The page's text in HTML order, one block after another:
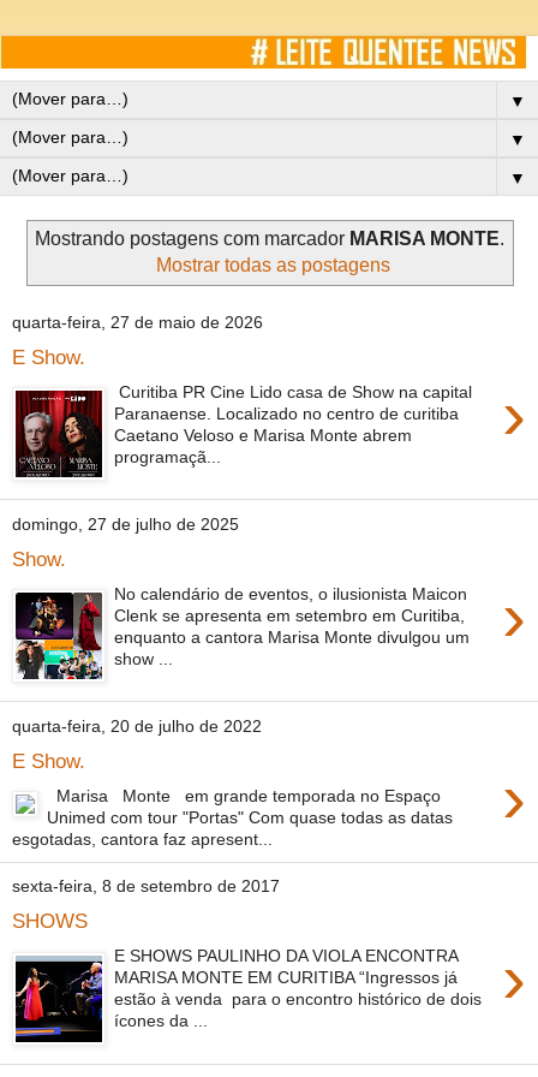
▼
▼
▼
Mostrando postagens com marcador MARISA MONTE.
Mostrar todas as postagens
quarta-feira, 27 de maio de 2026
E Show.
›
Curitiba PR Cine Lido casa de Show na capital
Paranaense. Localizado no centro de curitiba
Caetano Veloso e Marisa Monte abrem
programaçã...
domingo, 27 de julho de 2025
Show.
›
No calendário de eventos, o ilusionista Maicon
Clenk se apresenta em setembro em Curitiba,
enquanto a cantora Marisa Monte divulgou um
show ...
quarta-feira, 20 de julho de 2022
E Show. ›
Marisa Monte em grande temporada no Espaço
Unimed com tour "Portas" Com quase todas as datas
esgotadas, cantora faz apresent...
sexta-feira, 8 de setembro de 2017
SHOWS
›
E SHOWS PAULINHO DA VIOLA ENCONTRA
MARISA MONTE EM CURITIBA “Ingressos já
estão à venda para o encontro histórico de dois
ícones da ...